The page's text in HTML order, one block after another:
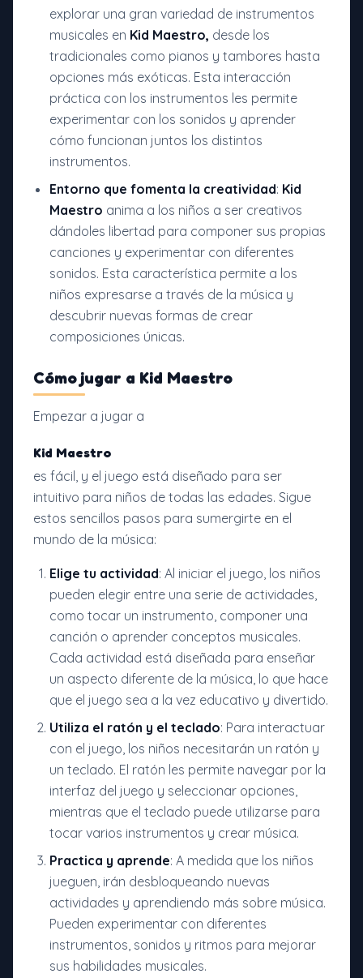
explorar una gran variedad de instrumentos
musicales en Kid Maestro, desde los
tradicionales como pianos y tambores hasta
opciones más exóticas. Esta interacción
práctica con los instrumentos les permite
experimentar con los sonidos y aprender
cómo funcionan juntos los distintos
instrumentos.
Entorno que fomenta la creatividad: Kid
Maestro anima a los niños a ser creativos
dándoles libertad para componer sus propias
canciones y experimentar con diferentes
sonidos. Esta característica permite a los
niños expresarse a través de la música y
descubrir nuevas formas de crear
composiciones únicas.
Cómo jugar a Kid Maestro
Empezar a jugar a
Kid Maestro
es fácil, y el juego está diseñado para ser
intuitivo para niños de todas las edades. Sigue
estos sencillos pasos para sumergirte en el
mundo de la música:
Elige tu actividad: Al iniciar el juego, los niños
pueden elegir entre una serie de actividades,
como tocar un instrumento, componer una
canción o aprender conceptos musicales.
Cada actividad está diseñada para enseñar
un aspecto diferente de la música, lo que hace
que el juego sea a la vez educativo y divertido.
Utiliza el ratón y el teclado: Para interactuar
con el juego, los niños necesitarán un ratón y
un teclado. El ratón les permite navegar por la
interfaz del juego y seleccionar opciones,
mientras que el teclado puede utilizarse para
tocar varios instrumentos y crear música.
Practica y aprende: A medida que los niños
jueguen, irán desbloqueando nuevas
actividades y aprendiendo más sobre música.
Pueden experimentar con diferentes
instrumentos, sonidos y ritmos para mejorar
sus habilidades musicales.